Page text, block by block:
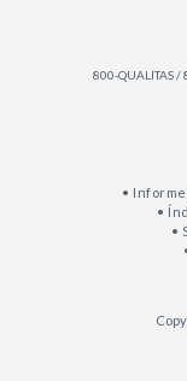
800-QUALITAS
•
•
•